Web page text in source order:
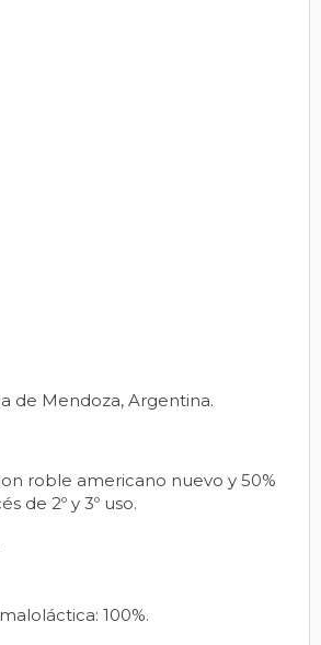
de Mendoza, Argentina.
roble americano nuevo y 50%
de 2º y 3º uso.
100%.